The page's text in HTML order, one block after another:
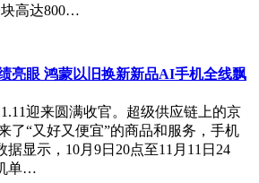
高达800…
亮眼 鸿蒙以旧换新新品AI手机全线飘
迎来圆满收官。超级供应链上的京
了“又好又便宜”的商品和服务，手机
显示，10月9日20点至11月11日24
单…